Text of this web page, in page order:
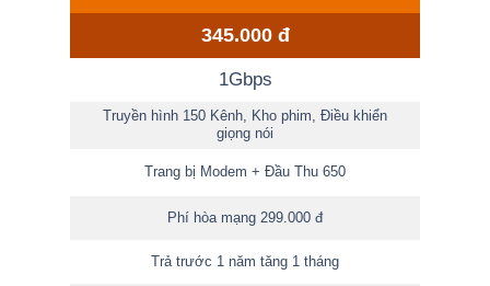
345.000 đ
1Gbps
Truyền hình 150 Kênh, Kho phim, Điều khiển
giọng nói
Trang bị Modem + Đầu Thu 650
Phí hòa mạng 299.000 đ
Trả trước 1 năm tăng 1 tháng